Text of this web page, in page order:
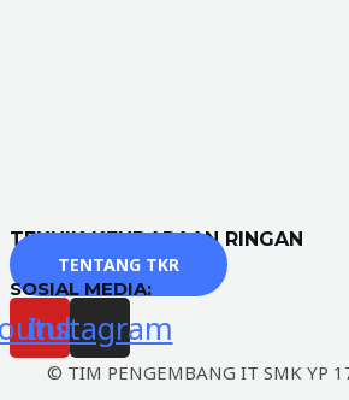
TEKNIK KENDARAAN RINGAN
TENTANG TKR
SOSIAL MEDIA:
Instagram
© TIM PENGEMBANG IT SMK YP